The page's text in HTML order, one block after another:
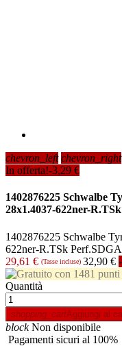
chevron_left chevron_right
In offerta!-3,29 €
1402876225 Schwalbe
28x1.4037-622ner-
1402876225 Schwalbe
622ner-R.TSk
29,61 € (Tasse incluse) 32,90 €
Quantità
shopping_cartAggiungi al
blockNon disponibile
Pagamenti sicuri al 100%